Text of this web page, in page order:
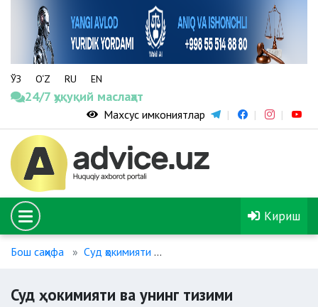
ЎЗ O‘Z RU EN
24/7 ҳуқуқий маслаҳат
Махсус имкониятлар
Кириш
Бош саҳифа Суд ҳокимияти
Суд ҳокимияти ва унинг тизими